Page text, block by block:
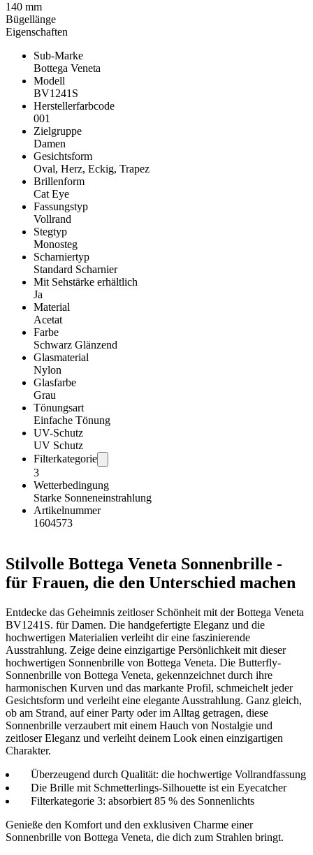
Eigenschaften
Sub-Marke
Bottega Veneta
Modell
BV1241S
Herstellerfarbcode
001
Zielgruppe
Damen
Gesichtsform
Oval, Herz, Eckig, Trapez
Brillenform
Cat Eye
Fassungstyp
Vollrand
Stegtyp
Monosteg
Scharniertyp
Standard Scharnier
Mit Sehstärke erhältlich
Ja
Material
Acetat
Farbe
Schwarz Glänzend
Glasmaterial
Nylon
Glasfarbe
Grau
Tönungsart
Einfache Tönung
UV-Schutz
UV Schutz
Filterkategorie
3
Wetterbedingung
Starke Sonneneinstrahlung
Artikelnummer
1604573
Stilvolle Bottega Veneta Sonnenbrille -
für Frauen, die den Unterschied machen
Entdecke das Geheimnis zeitloser Schönheit mit der Bottega Veneta
BV1241S. für Damen. Die handgefertigte Eleganz und die
hochwertigen Materialien verleiht dir eine faszinierende
Ausstrahlung. Zeige deine einzigartige Persönlichkeit mit dieser
hochwertigen Sonnenbrille von Bottega Veneta. Die Butterfly-
Sonnenbrille von Bottega Veneta, gekennzeichnet durch ihre
harmonischen Kurven und das markante Profil, schmeichelt jeder
Gesichtsform und verleiht eine elegante Ausstrahlung. Ganz gleich,
ob am Strand, auf einer Party oder im Alltag getragen, diese
Sonnenbrille verzaubert mit einem Hauch von Nostalgie und
zeitloser Eleganz und verleiht deinem Look einen einzigartigen
Charakter.
Überzeugend durch Qualität: die hochwertige Vollrandfassung
Die Brille mit Schmetterlings-Silhouette ist ein Eyecatcher
Filterkategorie 3: absorbiert 85 % des Sonnenlichts
Genieße den Komfort und den exklusiven Charme einer
Sonnenbrille von Bottega Veneta, die dich zum Strahlen bringt.
140 mm
Bügellänge